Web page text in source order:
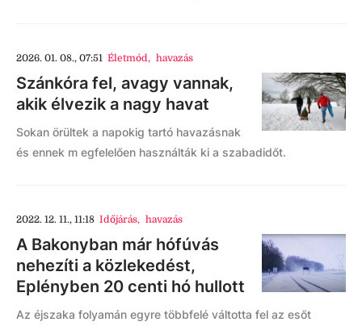
2026. 01. 08., 07:51 Életmód, havazás
Szánkóra fel, avagy vannak,
akik élvezik a nagy havat
Sokan örültek a napokig tartó havazásnak
és ennek m egfelelően használták ki a szabadidőt.
2022. 12. 11., 11:18 Időjárás, havazás
A Bakonyban már hófúvás
nehezíti a közlekedést,
Eplényben 20 centi hó hullott
Az éjszaka folyamán egyre többfelé váltotta fel az esőt